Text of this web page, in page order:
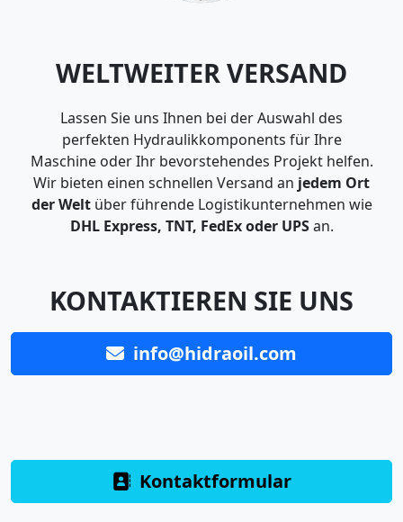
WELTWEITER VERSAND
Lassen Sie uns Ihnen bei der Auswahl des
perfekten Hydraulikkomponents für Ihre
Maschine oder Ihr bevorstehendes Projekt helfen.
Wir bieten einen schnellen Versand an jedem Ort
der Weltüber führende Logistikunternehmen wie
DHL Express, TNT, FedEx oder UPSan.
KONTAKTIEREN SIE UNS
info@hidraoil.com
Kontaktformular